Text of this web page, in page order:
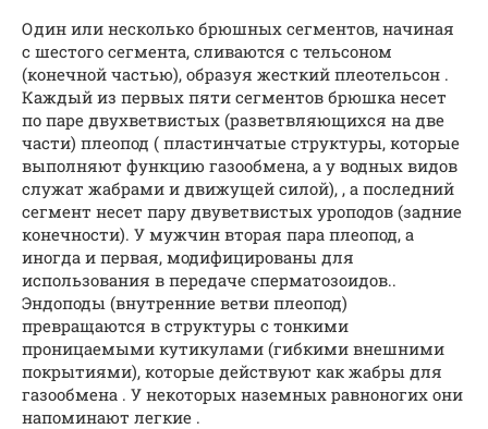
Один или несколько брюшных сегментов, начиная
с шестого сегмента, сливаются с тельсоном
(конечной частью), образуя жесткий плеотельсон .
Каждый из первых пяти сегментов брюшка несет
по паре двухветвистых (разветвляющихся на две
части) плеопод ( пластинчатые структуры, которые
выполняют функцию газообмена, а у водных видов
служат жабрами и движущей силой), , а последний
сегмент несет пару двуветвистых уроподов (задние
конечности). У мужчин вторая пара плеопод, а
иногда и первая, модифицированы для
использования в передаче сперматозоидов..
Эндоподы (внутренние ветви плеопод)
превращаются в структуры с тонкими
проницаемыми кутикулами (гибкими внешними
покрытиями), которые действуют как жабры для
газообмена . У некоторых наземных равноногих они
напоминают легкие .